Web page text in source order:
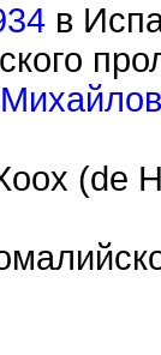
в
(de